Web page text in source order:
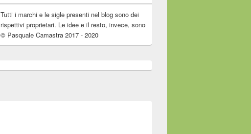
Tutti i marchi e le sigle presenti nel blog sono dei
rispettivi proprietari. Le idee e il resto, invece, sono
© Pasquale Camastra 2017 - 2020